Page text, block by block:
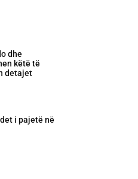
dhe
këtë të
detajet
i pajetë në